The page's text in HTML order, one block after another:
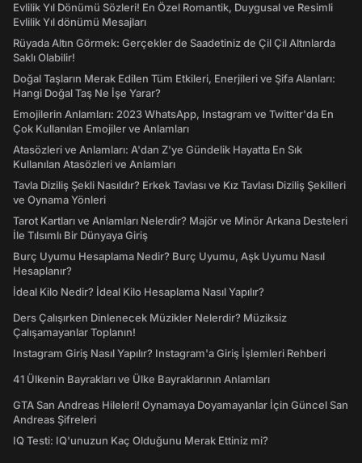
Evlilik Yıl Dönümü Sözleri! En Özel Romantik, Duygusal ve Resimli
Evlilik Yıl dönümü Mesajları
Rüyada Altın Görmek: Gerçekler de Saadetiniz de Çil Çil Altınlarda
Saklı Olabilir!
Doğal Taşların Merak Edilen Tüm Etkileri, Enerjileri ve Şifa Alanları:
Hangi Doğal Taş Ne İşe Yarar?
Emojilerin Anlamları: 2023 WhatsApp, Instagram ve Twitter'da En
Çok Kullanılan Emojiler ve Anlamları
Atasözleri ve Anlamları: A'dan Z'ye Gündelik Hayatta En Sık
Kullanılan Atasözleri ve Anlamları
Tavla Diziliş Şekli Nasıldır? Erkek Tavlası ve Kız Tavlası Diziliş Şekilleri
ve Oynama Yönleri
Tarot Kartları ve Anlamları Nelerdir? Majör ve Minör Arkana Desteleri
İle Tılsımlı Bir Dünyaya Giriş
Burç Uyumu Hesaplama Nedir? Burç Uyumu, Aşk Uyumu Nasıl
Hesaplanır?
İdeal Kilo Nedir? İdeal Kilo Hesaplama Nasıl Yapılır?
Ders Çalışırken Dinlenecek Müzikler Nelerdir? Müziksiz
Çalışamayanlar Toplanın!
Instagram Giriş Nasıl Yapılır? Instagram'a Giriş İşlemleri Rehberi
41 Ülkenin Bayrakları ve Ülke Bayraklarının Anlamları
GTA San Andreas Hileleri! Oynamaya Doyamayanlar İçin Güncel San
Andreas Şifreleri
IQ Testi: IQ'unuzun Kaç Olduğunu Merak Ettiniz mi?